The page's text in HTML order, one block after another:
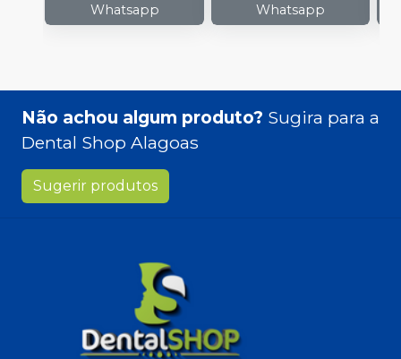
Whatsapp Whatsapp
Não achou algum produto? Sugira para a
Dental Shop Alagoas
Sugerir produtos